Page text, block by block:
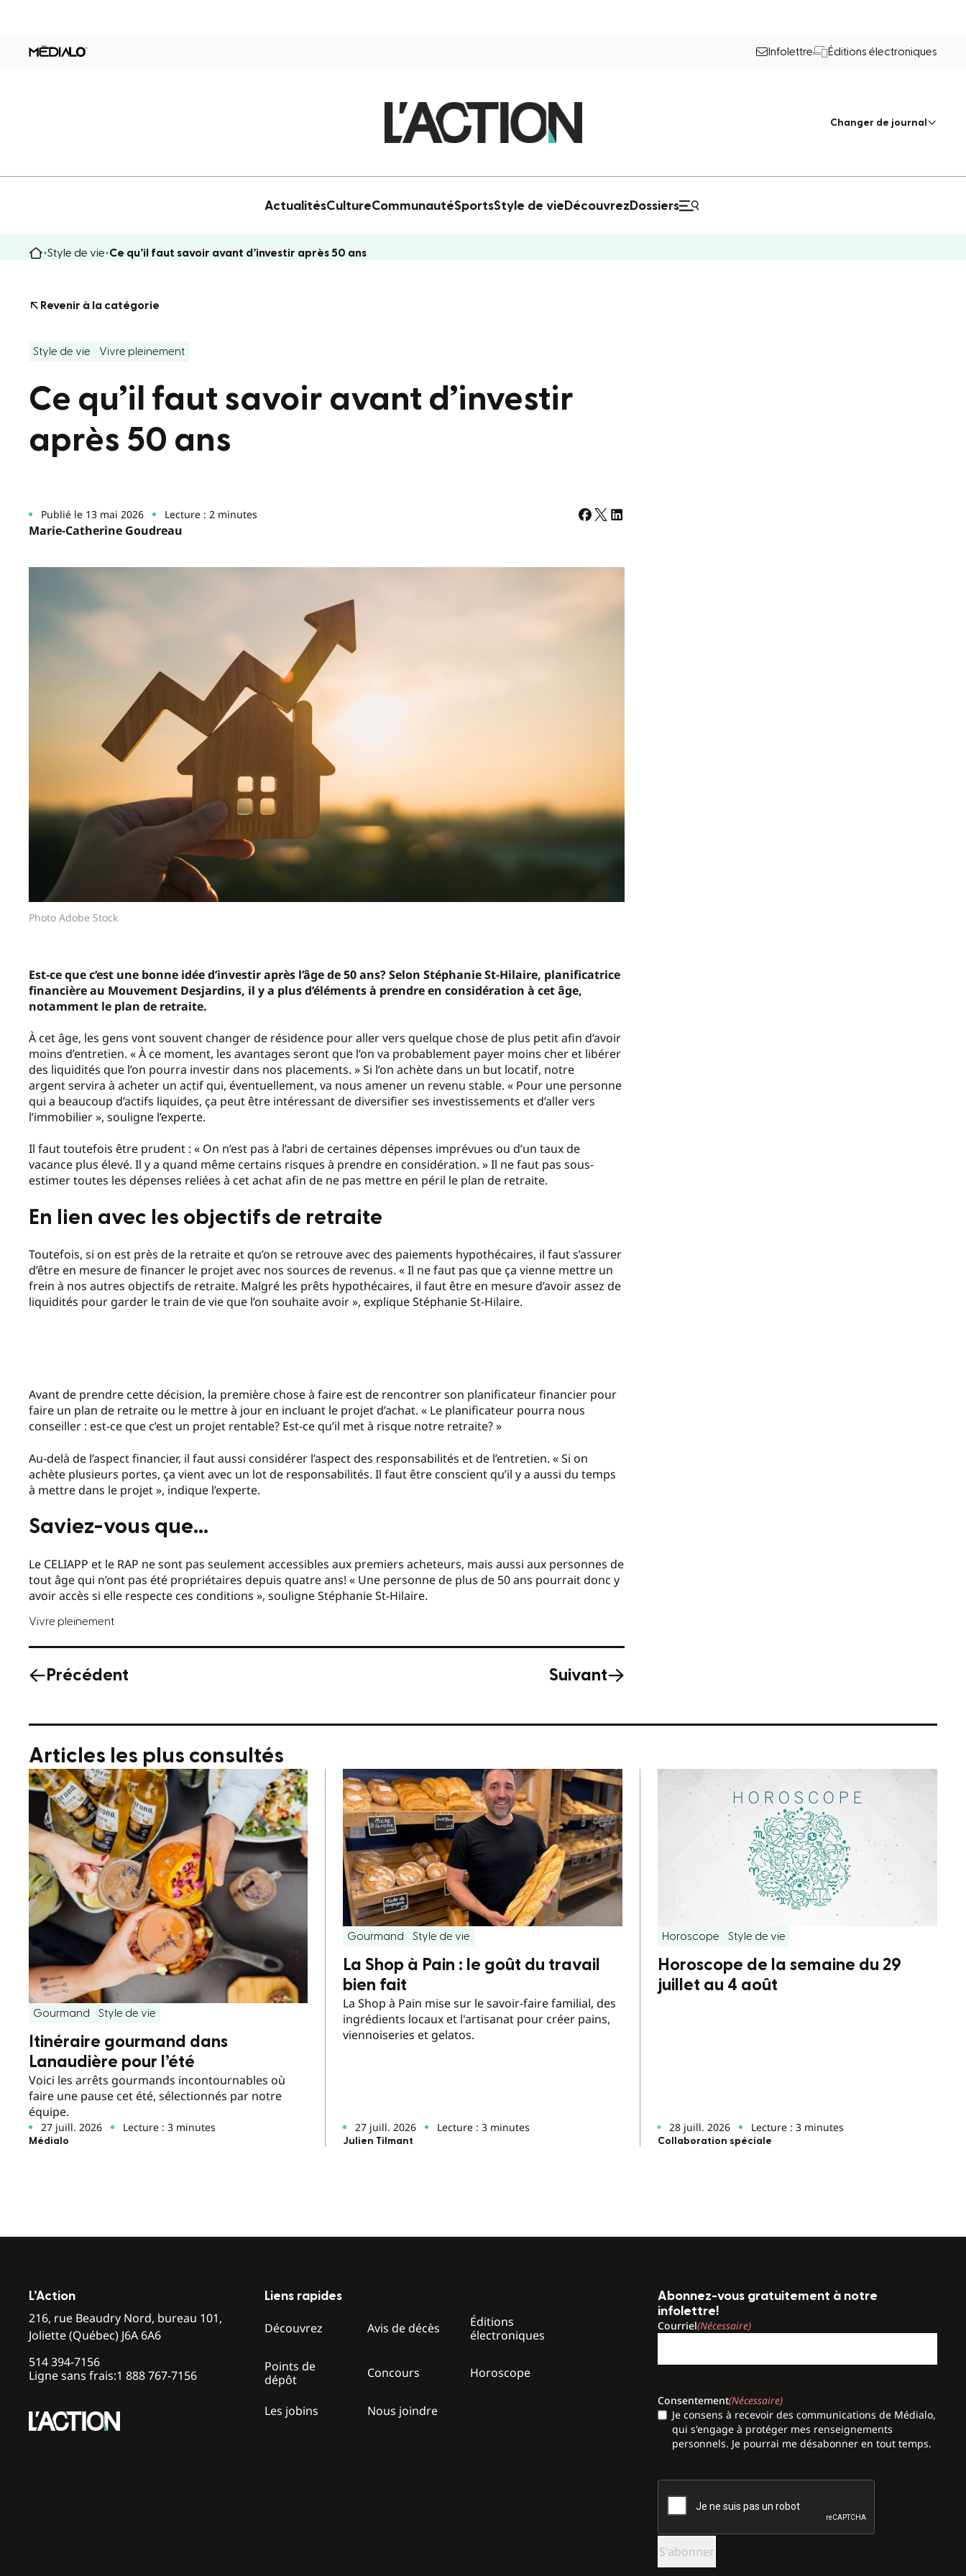
Infolettre Éditions électroniques
Changer de journal
ActualitésCultureCommunautéSportsStyle de vie Découvrez Dossiers
Style de vie Ce qu’il faut savoir avant d’investir après 50 ans
Revenir à la catégorie
Style de vie Vivre pleinement
Ce qu’il faut savoir avant d’investir
après 50 ans
Publié le 13 mai 2026 Lecture : 2 minutes
Marie-Catherine Goudreau
Photo Adobe Stock
Est-ce que c’est une bonne idée d’investir après l’âge de 50 ans? Selon Stéphanie St-Hilaire, planificatrice
financière au Mouvement Desjardins, il y a plus d’éléments à prendre en considération à cet âge,
notamment le plan de retraite.
À cet âge, les gens vont souvent changer de résidence pour aller vers quelque chose de plus petit afin d’avoir
moins d’entretien. « À ce moment, les avantages seront que l’on va probablement payer moins cher et libérer
des liquidités que l’on pourra investir dans nos placements. » Si l’on achète dans un but locatif, notre
argent servira à acheter un actif qui, éventuellement, va nous amener un revenu stable. « Pour une personne
qui a beaucoup d’actifs liquides, ça peut être intéressant de diversifier ses investissements et d’aller vers
l’immobilier », souligne l’experte.
Il faut toutefois être prudent : « On n’est pas à l’abri de certaines dépenses imprévues ou d’un taux de
vacance plus élevé. Il y a quand même certains risques à prendre en considération. » Il ne faut pas sous-
estimer toutes les dépenses reliées à cet achat afin de ne pas mettre en péril le plan de retraite.
En lien avec les objectifs de retraite
Toutefois, si on est près de la retraite et qu’on se retrouve avec des paiements hypothécaires, il faut s’assurer
d’être en mesure de financer le projet avec nos sources de revenus. « Il ne faut pas que ça vienne mettre un
frein à nos autres objectifs de retraite. Malgré les prêts hypothécaires, il faut être en mesure d’avoir assez de
liquidités pour garder le train de vie que l’on souhaite avoir », explique Stéphanie St-Hilaire.
Avant de prendre cette décision, la première chose à faire est de rencontrer son planificateur financier pour
faire un plan de retraite ou le mettre à jour en incluant le projet d’achat. « Le planificateur pourra nous
conseiller : est-ce que c’est un projet rentable? Est-ce qu’il met à risque notre retraite? »
Au-delà de l’aspect financier, il faut aussi considérer l’aspect des responsabilités et de l’entretien. « Si on
achète plusieurs portes, ça vient avec un lot de responsabilités. Il faut être conscient qu’il y a aussi du temps
à mettre dans le projet », indique l’experte.
Saviez-vous que…
Le CELIAPP et le RAP ne sont pas seulement accessibles aux premiers acheteurs, mais aussi aux personnes de
tout âge qui n’ont pas été propriétaires depuis quatre ans! « Une personne de plus de 50 ans pourrait donc y
avoir accès si elle respecte ces conditions », souligne Stéphanie St-Hilaire.
Vivre pleinement
Précédent Suivant
Articles les plus consultés
Gourmand Style de vie
Itinéraire gourmand dans
Lanaudière pour l’été
Voici les arrêts gourmands incontournables où
faire une pause cet été, sélectionnés par notre
équipe.
27 juill. 2026 Lecture : 3 minutes
Médialo
Gourmand Style de vie
La Shop à Pain : le goût du travail
bien fait
La Shop à Pain mise sur le savoir-faire familial, des
ingrédients locaux et l'artisanat pour créer pains,
viennoiseries et gelatos.
27 juill. 2026 Lecture : 3 minutes
Julien Tilmant
Horoscope Style de vie
Horoscope de la semaine du 29
juillet au 4 août
28 juill. 2026 Lecture : 3 minutes
Collaboration spéciale
L’Action
216, rue Beaudry Nord, bureau 101,
Joliette (Québec) J6A 6A6
514 394-7156
Ligne sans frais:1 888 767-7156
Liens rapides
Découvrez Avis de décès
Éditions
électroniques
Points de
dépôt
Concours Horoscope
Les jobins Nous joindre
Abonnez-vous gratuitement à notre
infolettre!
Courriel(Nécessaire)
Consentement(Nécessaire)
Je consens à recevoir des communications de Médialo,
qui s'engage à protéger mes renseignements
personnels. Je pourrai me désabonner en tout temps.
CAPTCHA